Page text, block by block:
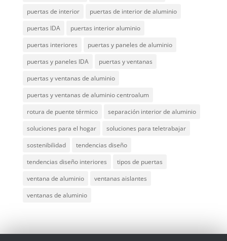
puertas de interior
puertas de interior de aluminio
puertas IDA
puertas interior aluminio
puertas interiores
puertas y paneles de aluminio
puertas y paneles IDA
puertas y ventanas
puertas y ventanas de aluminio
puertas y ventanas de aluminio centroalum
rotura de puente térmico
separación interior de aluminio
soluciones para el hogar
soluciones para teletrabajar
sostenibilidad
tendencias diseño
tendencias diseño interiores
tipos de puertas
ventana de aluminio
ventanas aislantes
ventanas de aluminio